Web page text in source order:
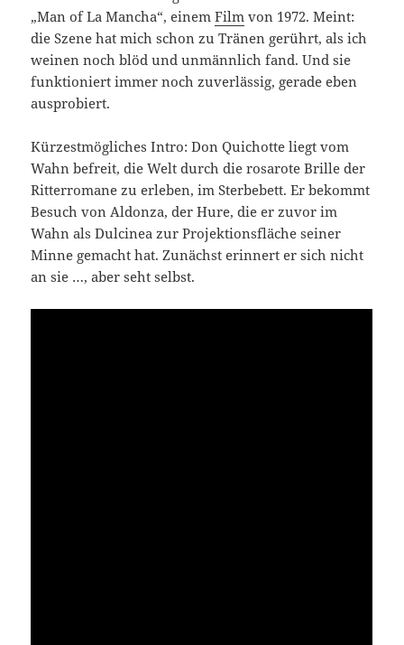
„Man of La Mancha“, einemFilm von 1972. Meint:
die Szene hat mich schon zu Tränen gerührt, als ich
weinen noch blöd und unmännlich fand. Und sie
funktioniert immer noch zuverlässig, gerade eben
ausprobiert.
Kürzestmögliches Intro: Don Quichotte liegt vom
Wahn befreit, die Welt durch die rosarote Brille der
Ritterromane zu erleben, im Sterbebett. Er bekommt
Besuch von Aldonza, der Hure, die er zuvor im
Wahn als Dulcinea zur Projektionsfläche seiner
Minne gemacht hat. Zunächst erinnert er sich nicht
an sie …, aber seht selbst.